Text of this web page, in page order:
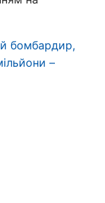
бомбардир,
–